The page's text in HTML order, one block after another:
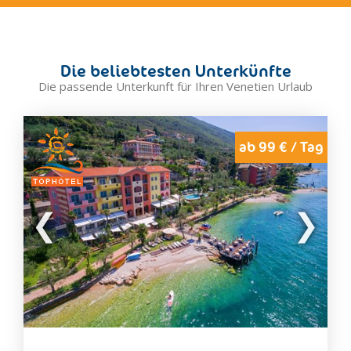
Caorle
Chioggia
Cibiana di Cadore
Cison di Valmarino
Cittadella
Colle Santa Lucia
Cortina d'Ampezzo
Dolo
Eraclea
Este
Falcade
Farra di Soligo
Feltre
Die beliebtesten Unterkünfte
Die passende Unterkunft für Ihren Venetien Urlaub
ab 99 € / Tag